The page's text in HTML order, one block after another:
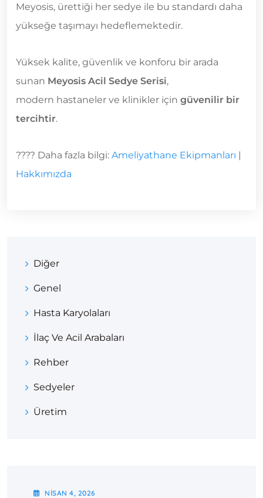
Meyosis, ürettiği her sedye ile bu standardı daha
yükseğe taşımayı hedeflemektedir.
Yüksek kalite, güvenlik ve konforu bir arada
sunan Meyosis Acil Sedye Serisi,
modern hastaneler ve klinikler için güvenilir bir
tercihtir.
???? Daha fazla bilgi: Ameliyathane Ekipmanları |
Hakkımızda
Diğer
Genel
Hasta Karyolaları
İlaç Ve Acil Arabaları
Rehber
Sedyeler
Üretim
NISAN4, 2026